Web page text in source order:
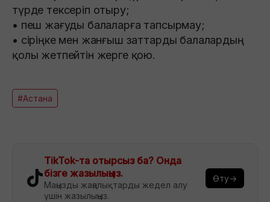
түрде тексеріп отыру;
• пеш жағуды балаларға тапсырмау;
• сіріңке мен жанғыш заттарды балалардың
қолы жетпейтін жерге қою.
#Астана
TikTok-та отырсыз ба? Онда
бізге жазылыңыз.
Маңызды жаңалықтарды жедел алу
үшін жазылыңыз.
Өту→